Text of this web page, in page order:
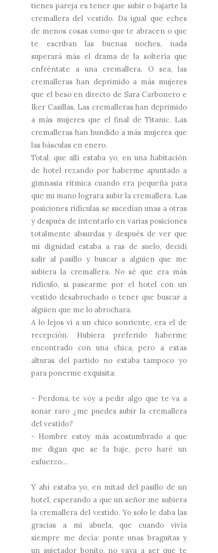
tienes pareja es tener que subir o bajarte la
cremallera del vestido. Da igual que eches
de menos cosas como que te abracen o que
te escriban las buenas noches, nada
superará más el drama de la soltería que
enfréntate a una cremallera. O sea, las
cremalleras han deprimido a más mujeres
que el beso en directo de Sara Carbonero e
Iker Casillas. Las cremalleras han deprimido
a más mujeres que el final de Titanic. Las
cremalleras han hundido a más mujeres que
las básculas en enero.
Total, que allí estaba yo, en una habitación
de hotel rezando por haberme apuntado a
gimnasia rítmica cuando era pequeña para
que mi mano lograra subir la cremallera. Las
posiciones ridículas se sucedían unas a otras
y después de intentarlo en varias posiciones
totalmente absurdas y después de ver que
mi dignidad estaba a ras de suelo, decidí
salir al pasillo y buscar a alguien que me
subiera la cremallera. No sé que era más
ridículo, si pasearme por el hotel con un
vestido desabrochado o tener que buscar a
alguien que me lo abrochara.
A lo lejos vi a un chico sonriente, era el de
recepción. Hubiera preferido haberme
encontrado con una chica, pero a estas
alturas del partido no estaba tampoco yo
para ponerme exquisita:
- Perdona, te voy a pedir algo que te va a
sonar raro ¿me puedes subir la cremallera
del vestido?
- Hombre estoy más acostumbrado a que
me digan que se la baje, pero haré un
esfuerzo...
Y ahí estaba yo, en mitad del pasillo de un
hotel, esperando a que un señor me subiera
la cremallera del vestido. Yo solo le daba las
gracias a mi abuela, que cuando vivía
siempre me decía: ponte unas braguitas y
un sujetador bonito, no vaya a ser que te